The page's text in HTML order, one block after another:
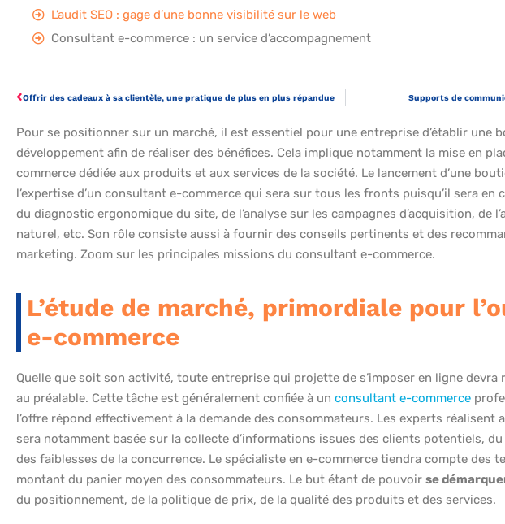
L’audit SEO : gage d’une bonne visibilité sur le web
Consultant e-commerce : un service d’accompagnement
Offrir des cadeaux à sa clientèle, une pratique de plus en plus répandue Supports de
Pour se positionner sur un marché, il est essentiel pour une entreprise d’établir une
développement afin de réaliser des bénéfices. Cela implique notamment la mise en
commerce dédiée aux produits et aux services de la société. Le lancement d’une
l’expertise d’un consultant e-commerce qui sera sur tous les fronts puisqu’il sera en
du diagnostic ergonomique du site, de l’analyse sur les campagnes d’acquisition, de
naturel, etc. Son rôle consiste aussi à fournir des conseils pertinents et des
marketing. Zoom sur les principales missions du consultant e-commerce.
L’étude de marché, primordiale pour
e-commerce
Quelle que soit son activité, toute entreprise qui projette de s’imposer en ligne devra
au préalable. Cette tâche est généralement confiée à un consultant e-commerce
l’offre répond effectivement à la demande des consommateurs. Les experts réalisent
sera notamment basée sur la collecte d’informations issues des clients potentiels,
des faiblesses de la concurrence. Le spécialiste en e-commerce tiendra compte des
montant du panier moyen des consommateurs. Le but étant de pouvoir se
du positionnement, de la politique de prix, de la qualité des produits et des services.